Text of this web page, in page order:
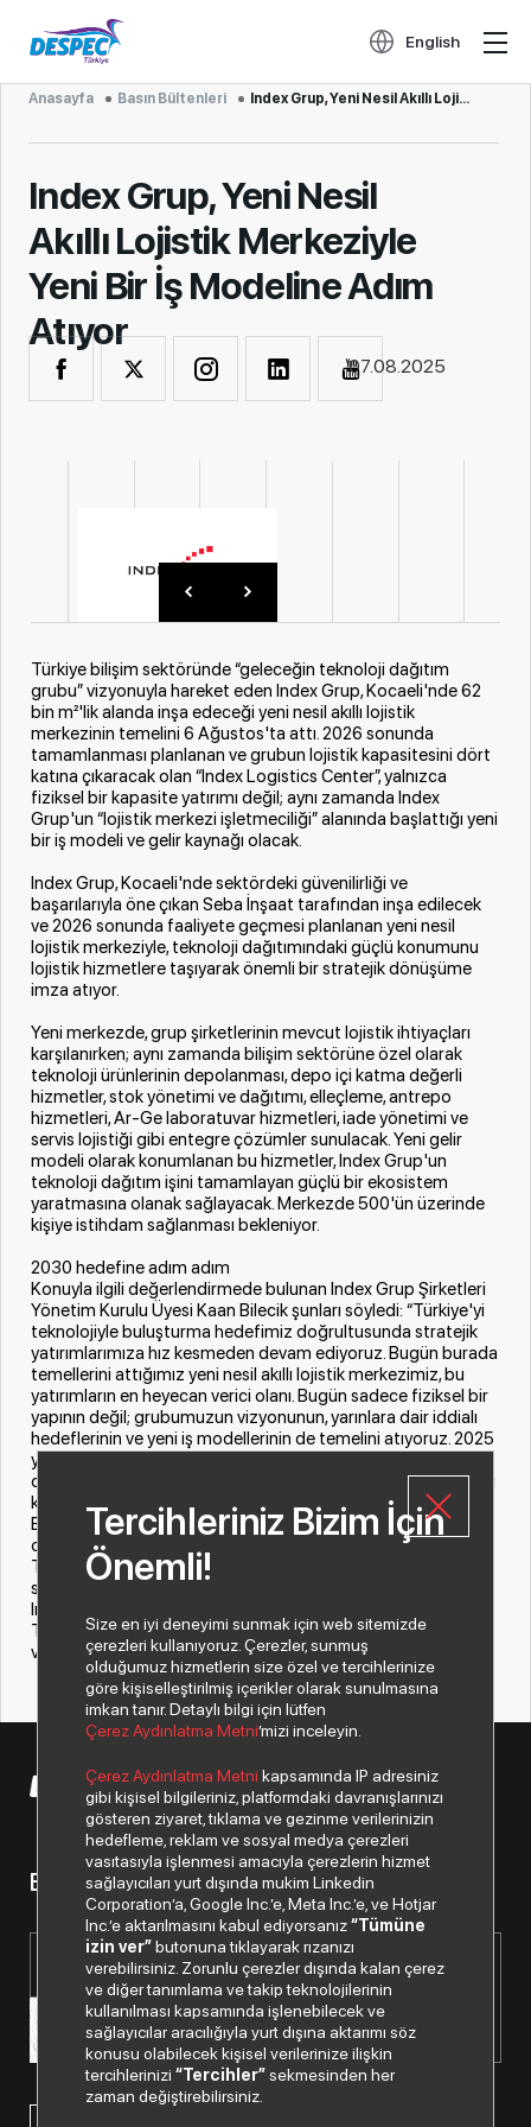
English
Anasayfa Basın Bültenleri Index Grup, Yeni Nesil Akıllı Lojistik Me...
Index Grup, Yeni Nesil
Akıllı Lojistik Merkeziyle
Yeni Bir İş Modeline Adım
Atıyor
07.08.2025
Türkiye bilişim sektöründe “geleceğin teknoloji dağıtım
grubu” vizyonuyla hareket eden Index Grup, Kocaeli'nde 62
bin m²'lik alanda inşa edeceği yeni nesil akıllı lojistik
merkezinin temelini 6 Ağustos'ta attı. 2026 sonunda
tamamlanması planlanan ve grubun lojistik kapasitesini dört
katına çıkaracak olan “Index Logistics Center”, yalnızca
fiziksel bir kapasite yatırımı değil; aynı zamanda Index
Grup'un “lojistik merkezi işletmeciliği” alanında başlattığı yeni
bir iş modeli ve gelir kaynağı olacak.
Index Grup, Kocaeli'nde sektördeki güvenilirliği ve
başarılarıyla öne çıkan Seba İnşaat tarafından inşa edilecek
ve 2026 sonunda faaliyete geçmesi planlanan yeni nesil
lojistik merkeziyle, teknoloji dağıtımındaki güçlü konumunu
lojistik hizmetlere taşıyarak önemli bir stratejik dönüşüme
imza atıyor.
Yeni merkezde, grup şirketlerinin mevcut lojistik ihtiyaçları
karşılanırken; aynı zamanda bilişim sektörüne özel olarak
teknoloji ürünlerinin depolanması, depo içi katma değerli
hizmetler, stok yönetimi ve dağıtımı, elleçleme, antrepo
hizmetleri, Ar-Ge laboratuvar hizmetleri, iade yönetimi ve
servis lojistiği gibi entegre çözümler sunulacak. Yeni gelir
modeli olarak konumlanan bu hizmetler, Index Grup'un
teknoloji dağıtım işini tamamlayan güçlü bir ekosistem
yaratmasına olanak sağlayacak. Merkezde 500'ün üzerinde
kişiye istihdam sağlanması bekleniyor.
2030 hedefine adım adım
Konuyla ilgili değerlendirmede bulunan Index Grup Şirketleri
Yönetim Kurulu Üyesi Kaan Bilecik şunları söyledi: “Türkiye'yi
teknolojiyle buluşturma hedefimiz doğrultusunda stratejik
yatırımlarımıza hız kesmeden devam ediyoruz. Bugün burada
temellerini attığımız yeni nesil akıllı lojistik merkezimiz, bu
yatırımların en heyecan verici olanı. Bugün sadece fiziksel bir
yapının değil; grubumuzun vizyonunun, yarınlara dair iddialı
hedeflerinin ve yeni iş modellerinin de temelini atıyoruz. 2025
yılı itibarıyla Türkiye'de 2 milyar dolar ciroyu geçen ilk
distribütör olmayı, 2030 yılına kadar büyüklüğümüzü en az iki
katına çıkarmayı ve önümüzdeki 10 yılda Avrupa, MEA ve
Balkanlar'da en büyük beş teknoloji distribütöründen biri
olmayı hedefliyoruz. Yeni nesil akıllı lojistik merkezimizin,
Türkiye'nin teknoloji ürünlerine erişimine önemli bir katkı
sağlayacağına inanıyoruz.”
Index Grup, bu yatırımla yalnızca kendi operasyonlarını değil,
Türkiye bilişim sektörünün tamamını daha hızlı, daha verimli
ve daha güçlü bir geleceğe taşımayı amaçlıyor.
© 2026 Copyright Despec A.Ş. Tüm hakları saklıdır.
Bizden haberiniz olsun.
Paylaştığım kişisel verilerimin işlenmesi hususunda
Tercihleriniz Bizim İçin
Önemli!
Size en iyi deneyimi sunmak için web sitemizde
çerezleri kullanıyoruz. Çerezler, sunmuş
olduğumuz hizmetlerin size özel ve tercihlerinize
göre kişiselleştirilmiş içerikler olarak sunulmasına
imkan tanır. Detaylı bilgi için lütfen
Çerez Aydınlatma Metni’mizi inceleyin.
Çerez Aydınlatma Metni kapsamında IP adresiniz
gibi kişisel bilgileriniz, platformdaki davranışlarınızı
gösteren ziyaret, tıklama ve gezinme verilerinizin
hedefleme, reklam ve sosyal medya çerezleri
vasıtasıyla işlenmesi amacıyla çerezlerin hizmet
sağlayıcıları yurt dışında mukim Linkedin
Corporation’a, Google Inc.’e, Meta Inc.’e, ve Hotjar
Inc.’e aktarılmasını kabul ediyorsanız“Tümüne
izin ver”butonuna tıklayarak rızanızı
verebilirsiniz. Zorunlu çerezler dışında kalan çerez
ve diğer tanımlama ve takip teknolojilerinin
kullanılması kapsamında işlenebilecek ve
sağlayıcılar aracılığıyla yurt dışına aktarımı söz
konusu olabilecek kişisel verilerinize ilişkin
tercihlerinizi“Tercihler”sekmesinden her
zaman değiştirebilirsiniz.